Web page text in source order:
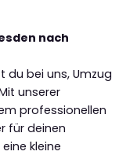
nach
du bei uns, Umzug
unserer
professionellen
für deinen
kleine